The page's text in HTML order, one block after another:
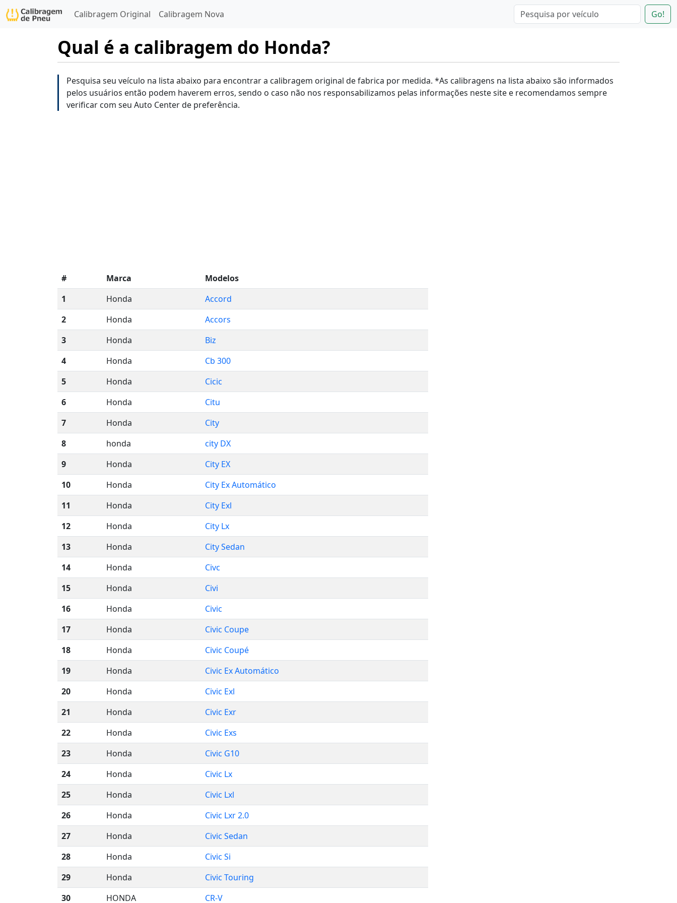
Calibragem Original Calibragem Nova Go!
Qual é a calibragem do Honda?
Pesquisa seu veículo na lista abaixo para encontrar a calibragem original de fabrica por medida. *As calibragens na lista abaixo são informados
pelos usuários então podem haverem erros, sendo o caso não nos responsabilizamos pelas informações neste site e recomendamos sempre
verificar com seu Auto Center de preferência.
# Marca
Modelos
1
Honda
Accord
2
Honda
Accors
3
Honda
Biz
4
Honda
Cb 300
5
Honda
Cicic
6
Honda
Citu
7
Honda
City
8
honda
city DX
9
Honda
City EX
10
Honda
City Ex Automático
11
Honda
City Exl
12
Honda
City Lx
13
Honda
City Sedan
14
Honda
Civc
15
Honda
Civi
16
Honda
Civic
17
Honda
Civic Coupe
18
Honda
Civic Coupé
19
Honda
Civic Ex Automático
20
Honda
Civic Exl
21
Honda
Civic Exr
22
Honda
Civic Exs
23
Honda
Civic G10
24
Honda
Civic Lx
25
Honda
Civic Lxl
26
Honda
Civic Lxr 2.0
27
Honda
Civic Sedan
28
Honda
Civic Si
29
Honda
Civic Touring
30
HONDA
CR-V